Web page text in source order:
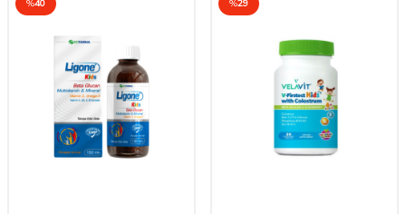
%40 %29